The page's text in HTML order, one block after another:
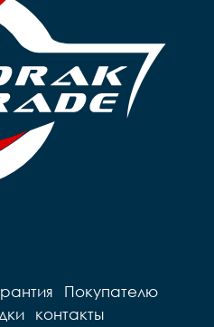
Покупателю
контакты